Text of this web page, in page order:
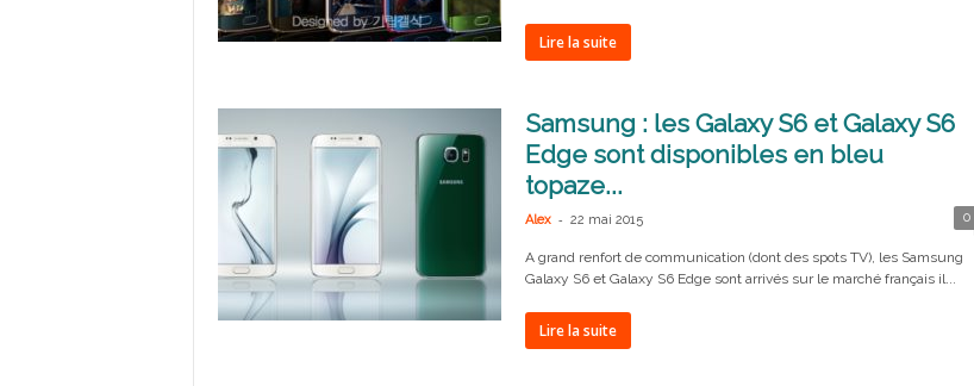
Lire la suite
Samsung : les Galaxy S6 et Galaxy S6
Edge sont disponibles en bleu
topaze...
Alex - 22 mai 2015 0
A grand renfort de communication (dont des spots TV), les Samsung
Galaxy S6 et Galaxy S6 Edge sont arrivés sur le marché français il...
Lire la suite